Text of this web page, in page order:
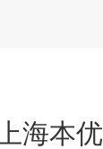
海本